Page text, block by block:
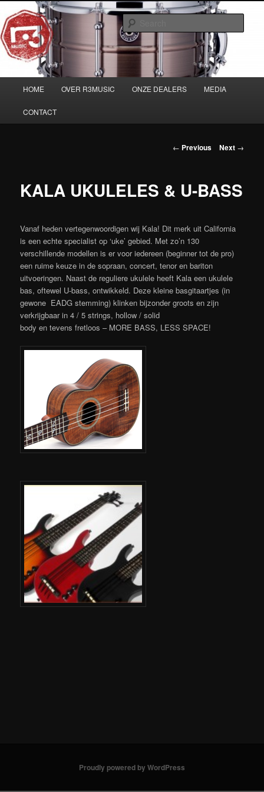
to
primary
content
Musicians must haves!
HOME OVER R3MUSIC ONZE DEALERS MEDIA
CONTACT
Post
← Previous Next →
KALA UKULELES & U-BASS
Vanaf heden vertegenwoordigen wij Kala! Dit merk uit California
is een echte specialist op ‘uke’ gebied. Met zo’n 130
verschillende modellen is er voor iedereen (beginner tot de pro)
een ruime keuze in de sopraan, concert, tenor en bariton
uitvoeringen. Naast de reguliere ukulele heeft Kala een ukulele
bas, oftewel U-bass, ontwikkeld. Deze kleine basgitaartjes (in
gewone EADG stemming) klinken bijzonder groots en zijn
verkrijgbaar in 4 / 5 strings, hollow / solid
body en tevens fretloos – MORE BASS, LESS SPACE!
Proudly powered by WordPress